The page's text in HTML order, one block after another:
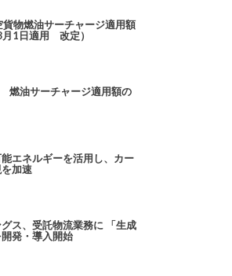
物燃油サーチャージ適用額
1日適用 改定）
油サーチャージ適用額の
エネルギーを活用し、カー
加速
ス、受託物流業務に 「生成
発・導入開始